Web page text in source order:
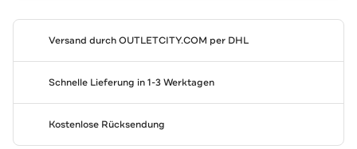
Versand durchOUTLETCITY.COM per DHL
Schnelle Lieferung in 1-3 Werktagen
Kostenlose Rücksendung